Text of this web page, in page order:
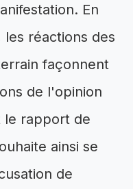
En
réactions des
façonnent
de l'opinion
le rapport de
ainsi se
de